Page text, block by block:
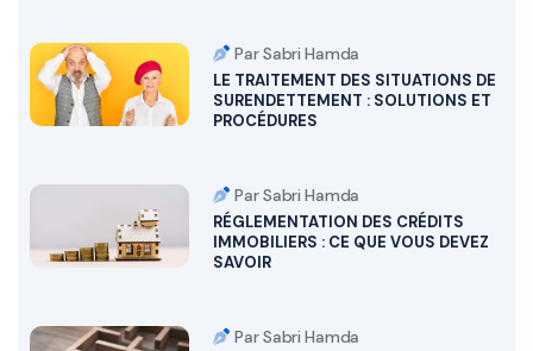
Par Sabri Hamda
LE TRAITEMENT DES SITUATIONS DE
SURENDETTEMENT : SOLUTIONS ET
PROCÉDURES
Par Sabri Hamda
RÉGLEMENTATION DES CRÉDITS
IMMOBILIERS : CE QUE VOUS DEVEZ
SAVOIR
Par Sabri Hamda